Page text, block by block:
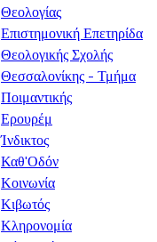
Θεολογίας
Επιστημονική Επετηρίδα
Θεολογικής Σχολής
Θεσσαλονίκης - Τμήμα
Ποιμαντικής
Ερουρέμ
Ίνδικτος
Καθ'Οδόν
Κοινωνία
Κιβωτός
Κληρονομία